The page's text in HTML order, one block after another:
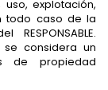
explotación,
todo caso de la
considera un
de propiedad